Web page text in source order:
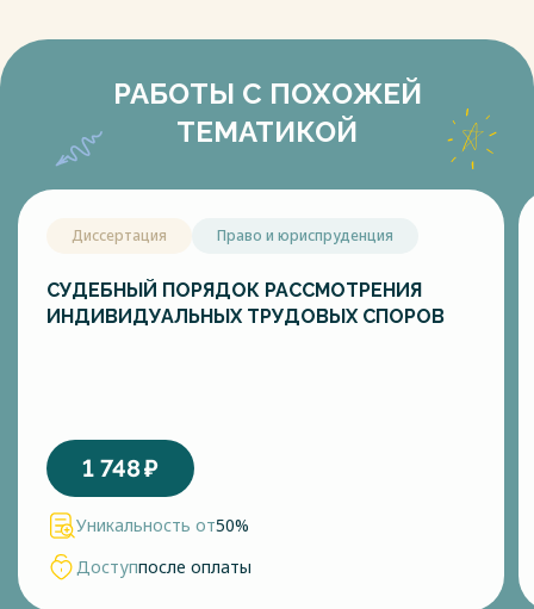
РАБОТЫ С ПОХОЖЕЙ
ТЕМАТИКОЙ
Диссертация Право и юриспруденция
СУДЕБНЫЙ ПОРЯДОК РАССМОТРЕНИЯ
ИНДИВИДУАЛЬНЫХ ТРУДОВЫХ СПОРОВ
1 748₽
Уникальность от50%
Доступпосле оплаты